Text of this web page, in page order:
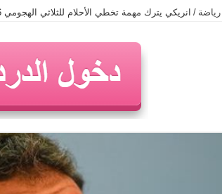
رياضة / انريكي يترك مهمة تخطي الأحلام للثلاثي الهجومي 2016